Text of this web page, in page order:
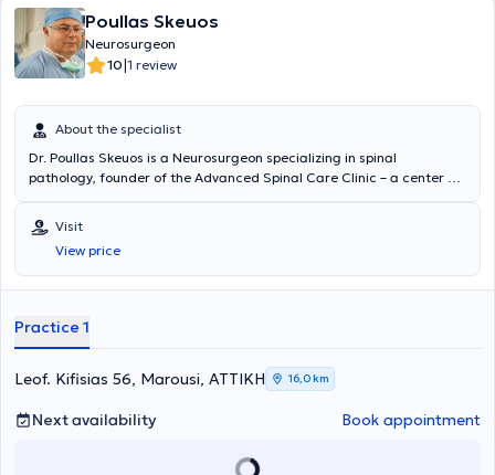
Poullas Skeuos
Neurosurgeon
10|1 review
About the specialist
Dr. Poullas Skeuos is a Neurosurgeon specializing in spinal
pathology, founder of the Advanced Spinal Care Clinic – a center of
experience and research in the application of new neurosurgical
techniques. Since 1997, he has studied and implemented a novel
minimally invasive surgical method using rigid endoscopes, and
since 2002, with flexible endoscopes. More than 2,000 endoscopic
METROPOLITAN GENERAL, at his private clinic, as well as at the
Visit
View price
Practice 1
Leof. Kifisias 56, Marousi, ΑΤΤΙΚΗ 16,0 km
Next availability Book appointment